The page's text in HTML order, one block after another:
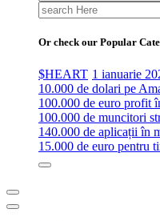
Search
for:
Or check our Popular
$HEART 1 ianuarie
10.000 de dolari pe
100.000 de euro profit
100.000 de muncitori
140.000 de aplicații în
15.000 de euro pentru